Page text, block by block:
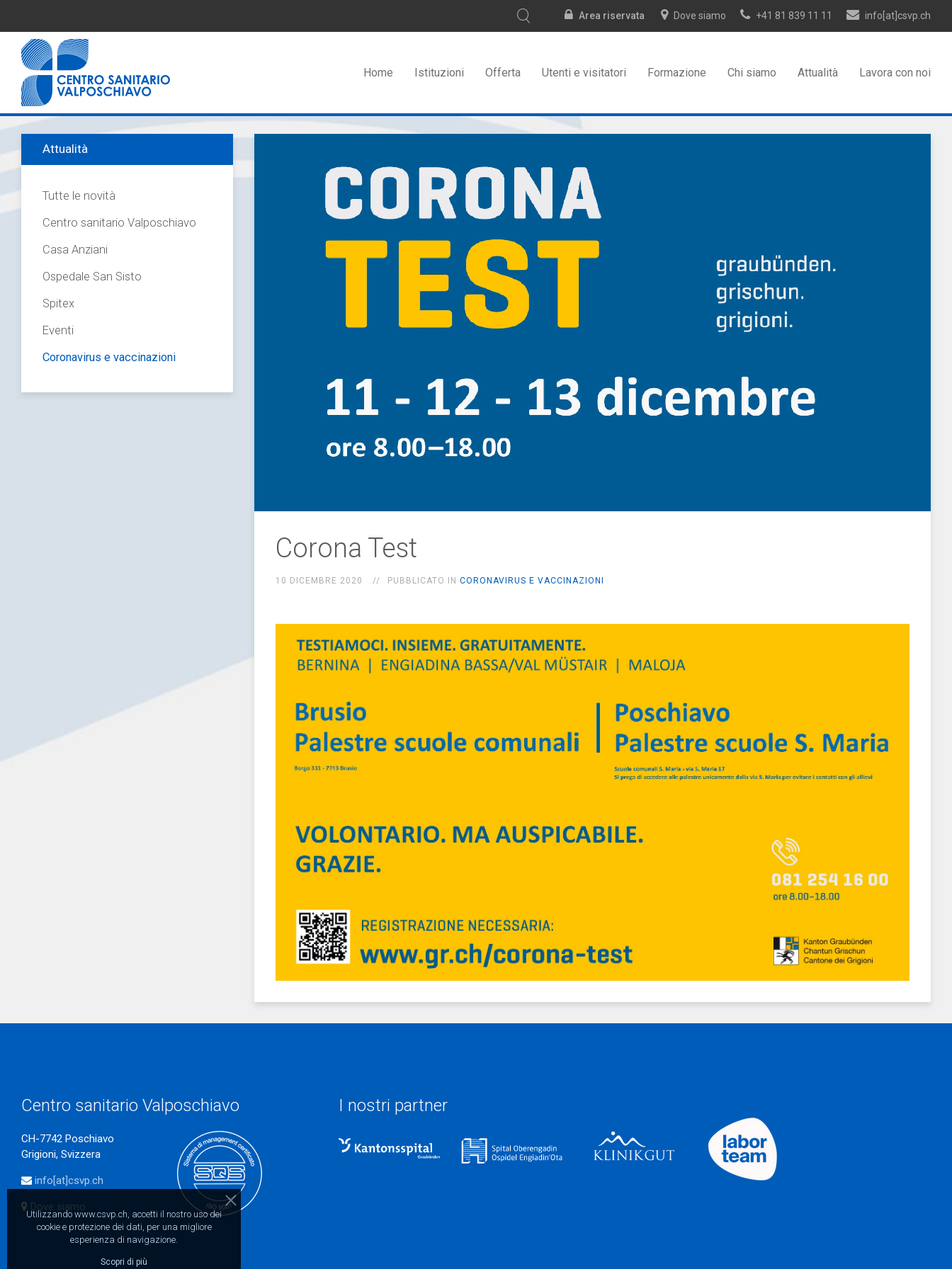
Area riservata Dove siamo +41 81 839 11 11 info[at]csvp.ch
Home Istituzioni Offerta Utenti e visitatori Formazione Chi siamo Attualità Lavora con noi
Corona Test
10 DICEMBRE 2020 PUBBLICATO IN CORONAVIRUS E VACCINAZIONI
Attualità
Tutte le novità
Centro sanitario Valposchiavo
Casa Anziani
Ospedale San Sisto
Spitex
Eventi
Coronavirus e vaccinazioni
Centro sanitario Valposchiavo
CH-7742 Poschiavo
Grigioni, Svizzera
info[at]csvp.ch
Dove siamo
I nostri partner
Utilizzando www.csvp.ch, accetti il nostro uso dei
cookie e protezione dei dati, per una migliore
esperienza di navigazione.
Scopri di più